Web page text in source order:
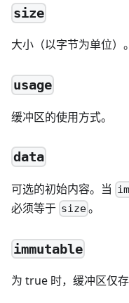
size
大小（以字节为单位）。
usage
缓冲区的使用方式。
data
可选的初始内容。当
必须等于 size。
immutable
为 true 时，缓冲区仅